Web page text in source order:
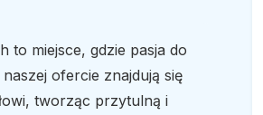
to miejsce, gdzie pasja do
ofercie znajdują się
tworząc przytulną i